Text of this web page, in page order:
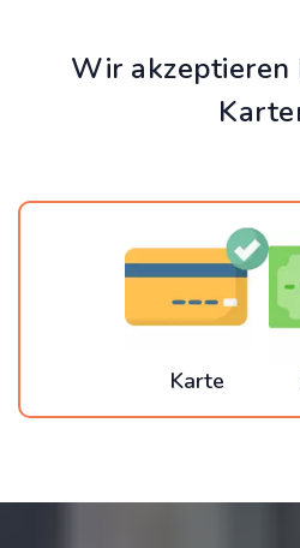
Wir akzeptieren
Karte